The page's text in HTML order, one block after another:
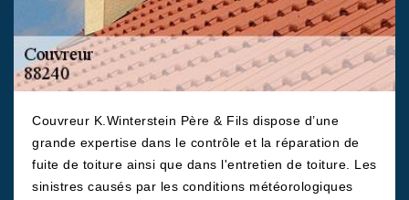
Couvreur K.Winterstein Père & Fils dispose d’une
grande expertise dans le contrôle et la réparation de
fuite de toiture ainsi que dans l'entretien de toiture. Les
sinistres causés par les conditions météorologiques